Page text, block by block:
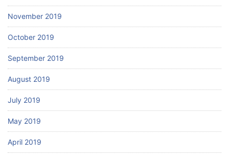
November 2019
October 2019
September 2019
August 2019
July 2019
May 2019
April 2019